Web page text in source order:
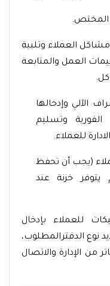
المختص.
العملاء وتلبية
العمل والمتابعة
الآلي وإدخالها
الفورية وتسليم
للعملاء.
(يجب أن تحفظ
يتوفر خزنة عند
للعملاء بإدخال
نوع الدفترالمطلوب،
من الإدارة والاتصال